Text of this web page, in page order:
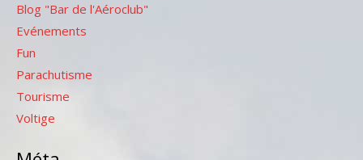
Blog "Bar de l'Aéroclub"
Evénements
Fun
Parachutisme
Tourisme
Voltige